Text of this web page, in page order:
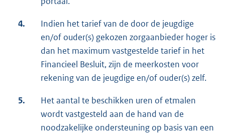
4.
Indien het tarief van de door de jeugdige
en/of ouder(s) gekozen zorgaanbieder hoger is
dan het maximum vastgestelde tarief in het
Financieel Besluit, zijn de meerkosten voor
rekening van de jeugdige en/of ouder(s) zelf.
5.
Het aantal te beschikken uren of etmalen
wordt vastgesteld aan de hand van de
noodzakelijke ondersteuning op basis van een